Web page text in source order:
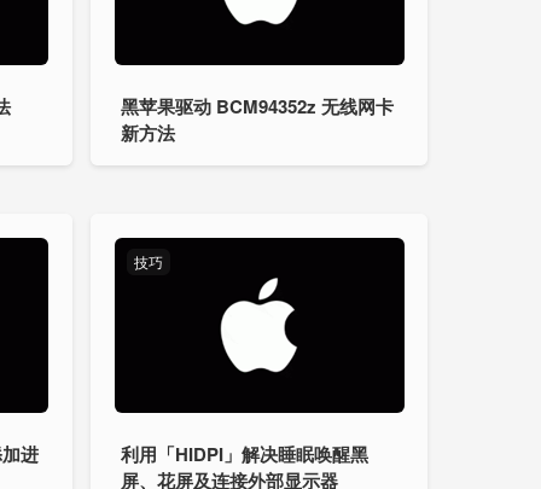
黑苹果驱动 BCM94352z 无线网卡
新方法
进
技巧
利用「HIDPI」解决睡眠唤醒黑
屏、花屏及连接外部显示器